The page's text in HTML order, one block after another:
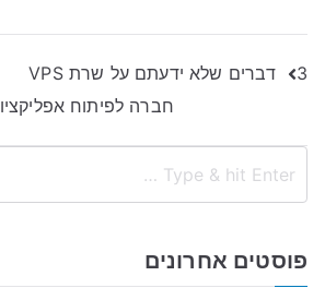
ניווט
3 דברים שלא ידעתם על שרת VPS
חברה לפיתוח
פוסטים אחרונים